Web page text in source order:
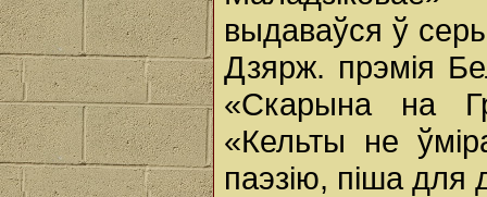
выдаваўся ў
Дзярж. прэмія
«Скарына на
«Кельты не
паэзію, піша для